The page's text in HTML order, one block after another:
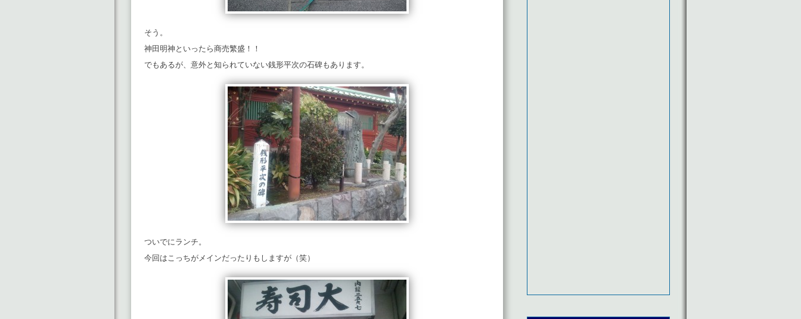
そう。
神田明神といったら商売繁盛！！
でもあるが、意外と知られていない銭形平次の石碑もあります。
ついでにランチ。
今回はこっちがメインだったりもしますが（笑）